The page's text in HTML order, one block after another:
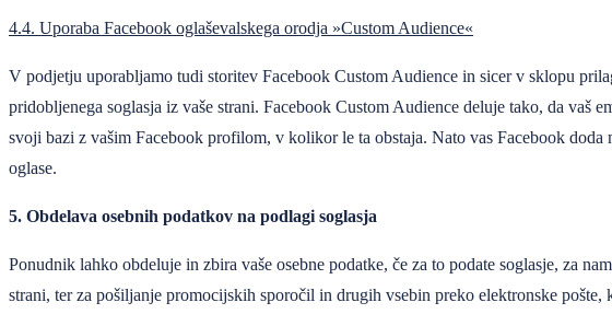
4.4. Uporaba Facebook oglaševalskega orodja »Custom Audience«
V podjetju uporabljamo tudi storitev Facebook Custom Audience in sicer v sklopu
pridobljenega soglasja iz vaše strani. Facebook Custom Audience deluje tako, da
svoji bazi z vašim Facebook profilom, v kolikor le ta obstaja. Nato vas Facebook
oglase.
5. Obdelava osebnih podatkov na podlagi soglasja
Ponudnik lahko obdeluje in zbira vaše osebne podatke, če za to podate soglasje, za
strani, ter za pošiljanje promocijskih sporočil in drugih vsebin preko elektronske